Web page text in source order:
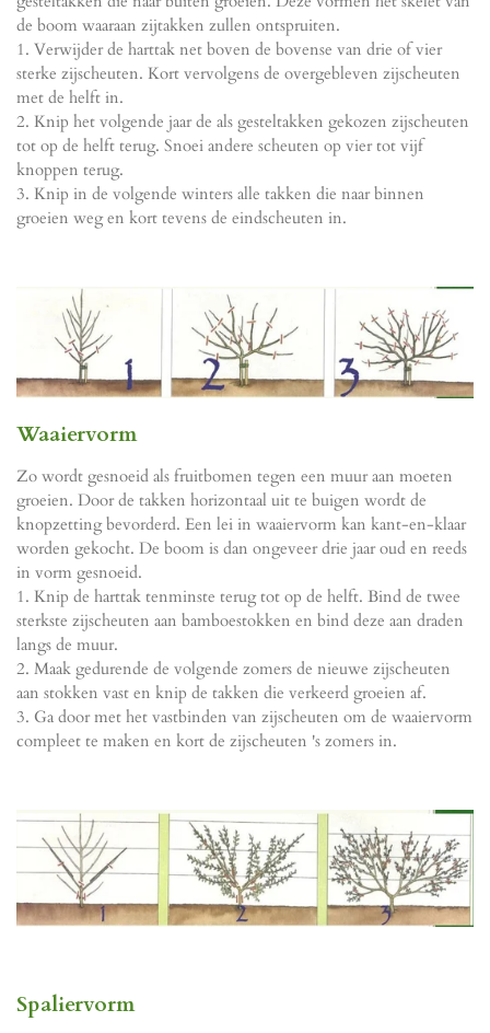
de boom waaraan zijtakken zullen ontspruiten.
1. Verwijder de harttak net boven de bovense van drie of vier
sterke zijscheuten. Kort vervolgens de overgebleven zijscheuten
met de helft in.
2. Knip het volgende jaar de als gesteltakken gekozen zijscheuten
tot op de helft terug. Snoei andere scheuten op vier tot vijf
knoppen terug.
3. Knip in de volgende winters alle takken die naar binnen
groeien weg en kort tevens de eindscheuten in.
Waaiervorm
Zo wordt gesnoeid als fruitbomen tegen een muur aan moeten
groeien. Door de takken horizontaal uit te buigen wordt de
knopzetting bevorderd. Een lei in waaiervorm kan kant-en-klaar
worden gekocht. De boom is dan ongeveer drie jaar oud en reeds
in vorm gesnoeid.
1. Knip de harttak tenminste terug tot op de helft. Bind de twee
sterkste zijscheuten aan bamboestokken en bind deze aan draden
langs de muur.
2. Maak gedurende de volgende zomers de nieuwe zijscheuten
aan stokken vast en knip de takken die verkeerd groeien af.
3. Ga door met het vastbinden van zijscheuten om de waaiervorm
compleet te maken en kort de zijscheuten 's zomers in.
Spaliervorm